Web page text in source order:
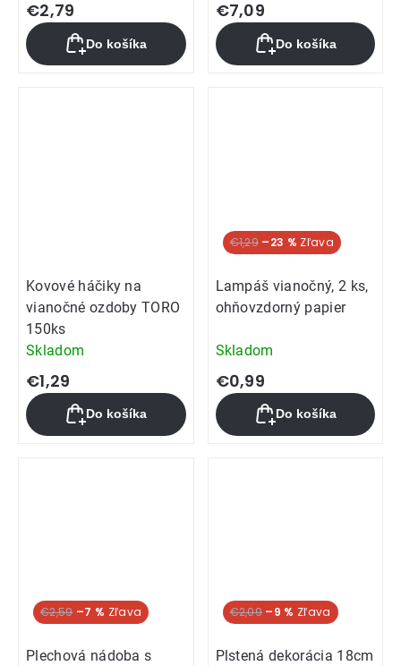
€2,79
Do košíka
€7,09
Do košíka
Kovové háčiky na
vianočné ozdoby TORO
150ks
Skladom
€1,29
Do košíka
€1,29 –23 %
Lampáš vianočný, 2 ks,
ohňovzdorný papier
Skladom
€0,99
Do košíka
€2,59 –7 %
Plechová nádoba s
€2,09 –9 %
Plstená dekorácia 18cm